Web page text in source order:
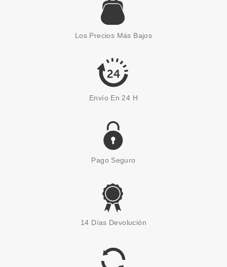
ESSENCE
ESSENCE JELLY JEWELS
TOPPER SOMBRA DE OJOS 01
GOLDEN GLAM
3.64€
ESSENCE
OJOS 25 FEEL THE MARI-TIME
1.10€
Los Precios Más Bajos
Envío En 24 H
Pago Seguro
14 Días Devolución